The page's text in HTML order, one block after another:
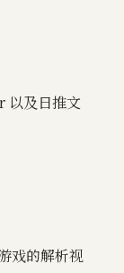
以及日推文
戏的解析视